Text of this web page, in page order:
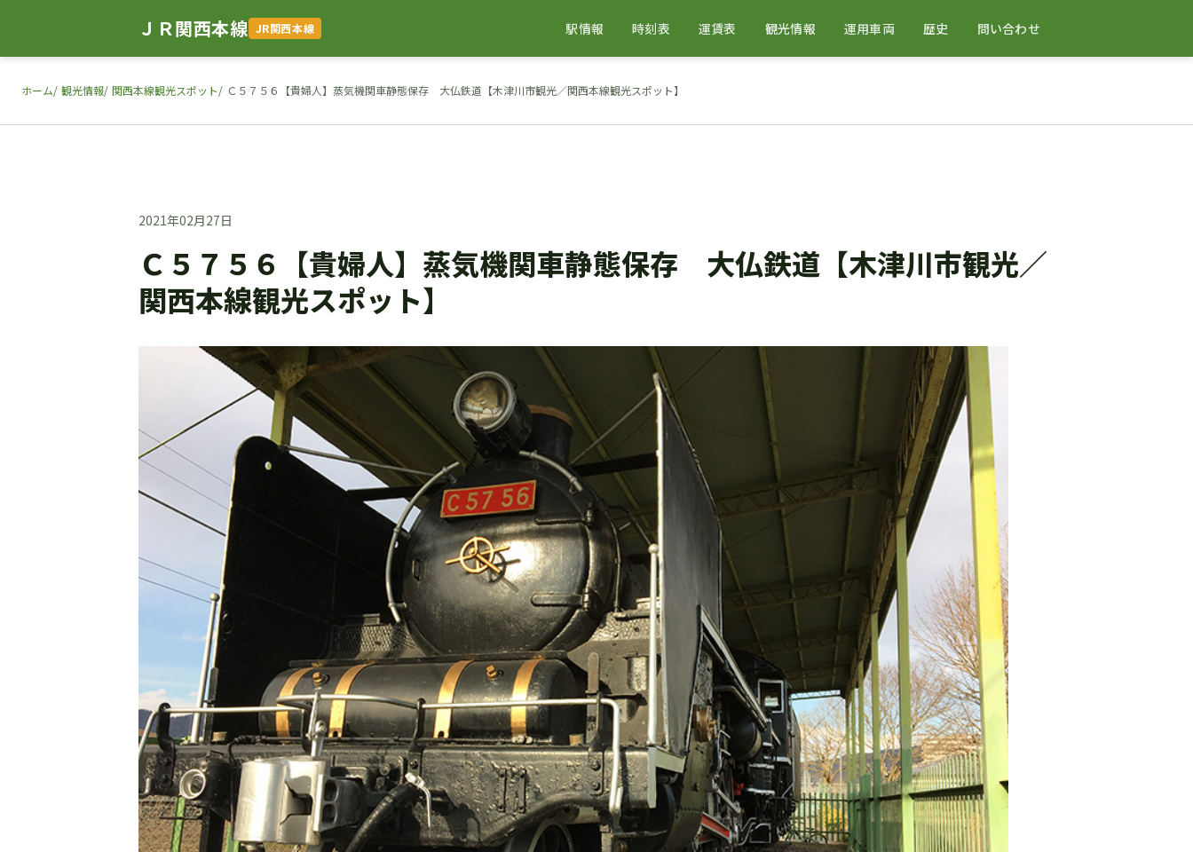
ＪＲ関西本線 JR関西本線 駅情報 時刻表 運賃表 観光情報 運用車両 歴史 問い合わせ
ホーム 観光情報 関西本線観光スポット Ｃ５７５６【貴婦人】蒸気機関車静態保存 大仏鉄道【木津川市観光／関西本線観光スポット】
2021年02月27日
Ｃ５７５６【貴婦人】蒸気機関車静態保存 大仏鉄道【木津川市観光／
関西本線観光スポット】